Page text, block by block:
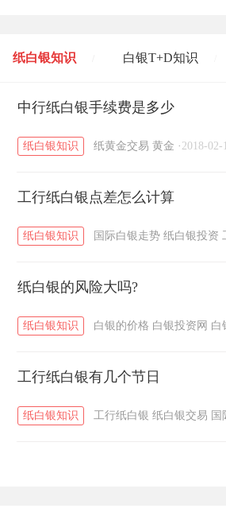
纸白银知识 白银T+D知识
黄金T+D知识 / 粤贵银知识
中行纸白银手续费是多少
纸白银知识 纸黄金交易 黄金 · 2018-02-
工行纸白银点差怎么计算
纸白银知识 国际白银走势 纸白银投资
纸白银的风险大吗?
纸白银知识 白银的价格 白银投资网 白
工行纸白银有几个节日
纸白银知识 工行纸白银 纸白银交易 国